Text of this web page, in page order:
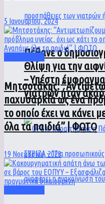
Πέθανε ο
Θλίψη για την
– Υπέστη
γιατρών ήταν
5 Ιανουαρίου, 2024
Μητσοτάκης:
παχυσαρκία ως ένα
το οποίο έχει να κάνει
όλα τα παιδιά” | ΦΩΤΟ
19 Νοεμβρίου, 2023